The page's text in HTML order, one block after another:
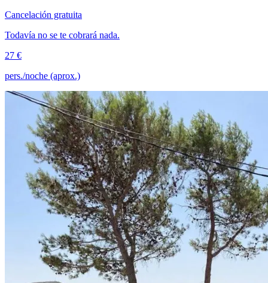
Cancelación gratuita
Todavía no se te cobrará nada.
27 €
pers./noche (aprox.)